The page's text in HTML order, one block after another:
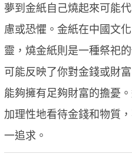
夢到金紙自己燒起來可能
慮或恐懼。金紙在中國文
靈，燒金紙則是一種祭祀
可能反映了你對金錢或財
能夠擁有足夠財富的擔憂
加理性地看待金錢和物質
一追求。